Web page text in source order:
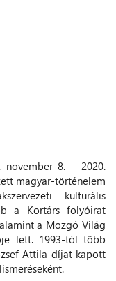
november 8. – 2020.
magyar-történelem
kulturális
a Kortárs folyóirat
a Mozgó Világ
lett. 1993-tól több
Attila-díjat kapott